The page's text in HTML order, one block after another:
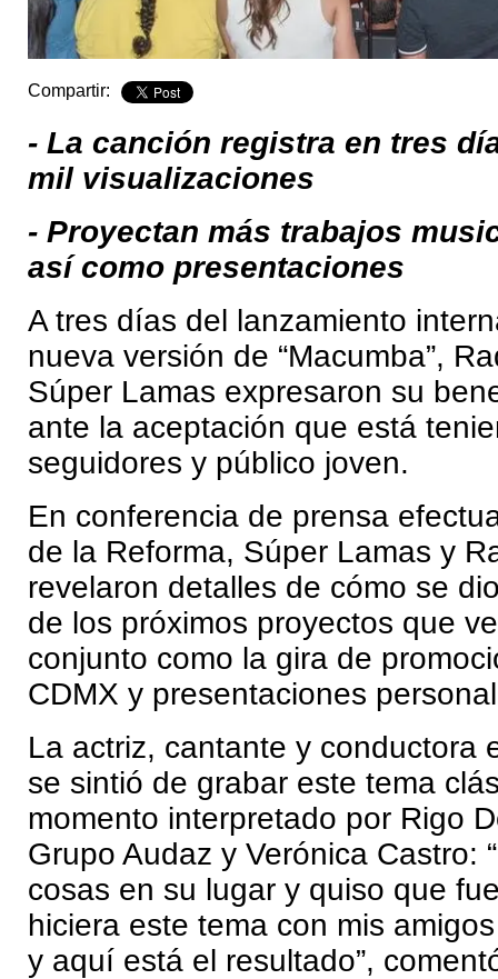
Compartir:
- La canción registra en tres
mil visualizaciones
- Proyectan más trabajos
así como presentaciones
A tres días del lanzamiento
nueva versión de “Macumba”,
Súper Lamas expresaron su
ante la aceptación que está
seguidores y público joven.
En conferencia de prensa
de la Reforma, Súper Lamas y
revelaron detalles de cómo se
de los próximos proyectos que
conjunto como la gira de
CDMX y presentaciones
La actriz, cantante y conductora
se sintió de grabar este tema
momento interpretado por Rigo
Grupo Audaz y Verónica Castro:
cosas en su lugar y quiso que
hiciera este tema con mis
y aquí está el resultado”,